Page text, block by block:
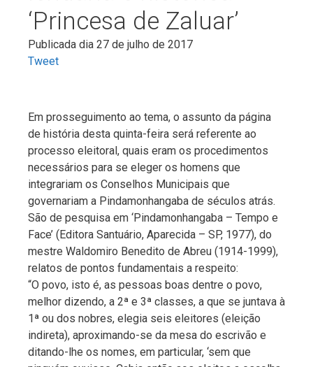
‘Princesa de Zaluar’
Publicada dia 27 de julho de 2017
Tweet
Em prosseguimento ao tema, o assunto da página
de história desta quinta-feira será referente ao
processo eleitoral, quais eram os procedimentos
necessários para se eleger os homens que
integrariam os Conselhos Municipais que
governariam a Pindamonhangaba de séculos atrás.
São de pesquisa em ‘Pindamonhangaba – Tempo e
Face’ (Editora Santuário, Aparecida – SP, 1977), do
mestre Waldomiro Benedito de Abreu (1914-1999),
relatos de pontos fundamentais a respeito:
“O povo, isto é, as pessoas boas dentre o povo,
melhor dizendo, a 2ª e 3ª classes, a que se juntava à
1ª ou dos nobres, elegia seis eleitores (eleição
indireta), aproximando-se da mesa do escrivão e
ditando-lhe os nomes, em particular, ‘sem que